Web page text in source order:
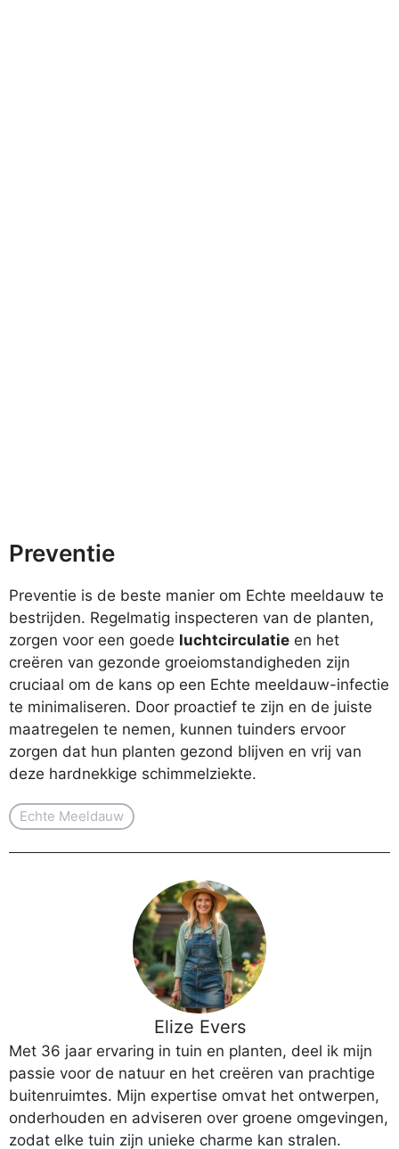
Preventie
Preventie is de beste manier om Echte meeldauw te
bestrijden. Regelmatig inspecteren van de planten,
zorgen voor een goede luchtcirculatie en het
creëren van gezonde groeiomstandigheden zijn
cruciaal om de kans op een Echte meeldauw-infectie
te minimaliseren. Door proactief te zijn en de juiste
maatregelen te nemen, kunnen tuinders ervoor
zorgen dat hun planten gezond blijven en vrij van
deze hardnekkige schimmelziekte.
Echte Meeldauw
Elize Evers
Met 36 jaar ervaring in tuin en planten, deel ik mijn
passie voor de natuur en het creëren van prachtige
buitenruimtes. Mijn expertise omvat het ontwerpen,
onderhouden en adviseren over groene omgevingen,
zodat elke tuin zijn unieke charme kan stralen.